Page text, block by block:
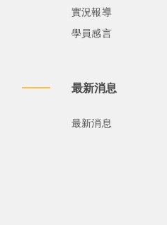
實況報導
學員感言
最新消息
最新消息